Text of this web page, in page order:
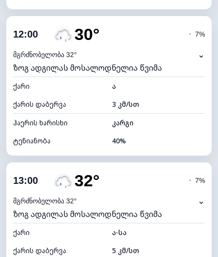
ღრუბლიანობა
ნამის წერტილი
ხილვადობა
10 კმ
განათების ინდექსი 7 (ნათელი)
ღრუბლის სიმაღლე 10880 მ
12:00 30°
მგრძნობელობა 32°
◔ 7%
⌄
ზოგ ადგილას მოსალოდნელია წვიმა
ქარი
ა
ქარის დაბერვა
3 კმ/სთ
ჰაერის ხარისხი
კარგი
ტენიანობა
40%
ღრუბლიანობა
ნამის წერტილი
ხილვადობა
10 კმ
განათების ინდექსი 4 (მკრთალი)
ღრუბლის სიმაღლე 6240 მ
13:00 32°
მგრძნობელობა 32°
◔ 7%
⌄
ზოგ ადგილას მოსალოდნელია წვიმა
ქარი
ა-სა
ქარის დაბერვა
5 კმ/სთ